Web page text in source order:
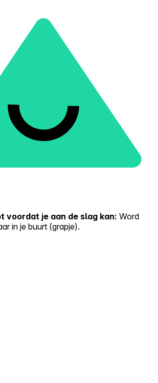
voordat je aan de slag kan: Word
in je buurt (grapje).